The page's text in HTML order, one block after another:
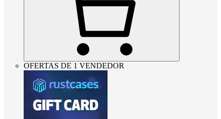
OFERTAS DE 1 VENDEDOR